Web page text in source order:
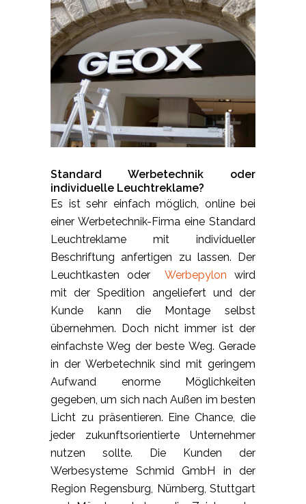
Standard Werbetechnik oder
individuelle Leuchtreklame?
Es ist sehr einfach möglich, online bei
einer Werbetechnik-Firma eine Standard
Leuchtreklame mit individueller
Beschriftung anfertigen zu lassen. Der
Leuchtkasten oderWerbepylon wird
mit der Spedition angeliefert und der
Kunde kann die Montage selbst
übernehmen. Doch nicht immer ist der
einfachste Weg der beste Weg. Gerade
in der Werbetechnik sind mit geringem
Aufwand enorme Möglichkeiten
gegeben, um sich nach Außen im besten
Licht zu präsentieren. Eine Chance, die
jeder zukunftsorientierte Unternehmer
nutzen sollte. Die Kunden der
Werbesysteme Schmid GmbH in der
Region Regensburg, Nürnberg, Stuttgart